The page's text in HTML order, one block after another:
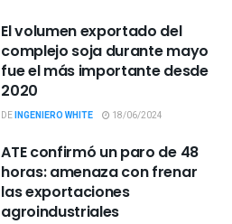
El volumen exportado del
complejo soja durante mayo
fue el más importante desde
2020
DEINGENIERO WHITE 18/06/2024
ATE confirmó un paro de 48
horas: amenaza con frenar
las exportaciones
agroindustriales